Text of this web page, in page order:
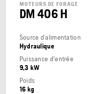
MOTEURS DE FORAGE
DM 406 H
Source d’alimentation
Hydraulique
Puissance d'entrée
9,3 kW
Poids
16 kg